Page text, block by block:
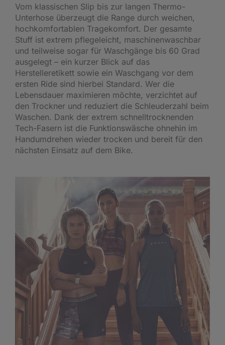
Vom klassischen Slip bis zur langen Thermo-
Unterhose überzeugt die Range durch weichen,
hochkomfortablen Tragekomfort. Der gesamte
Stuff ist extrem pflegeleicht, maschinenwaschbar
und teilweise sogar für Waschgänge bis 60 Grad
ausgelegt – ein kurzer Blick auf das
Herstelleretikett sowie ein Waschgang vor dem
ersten Ride sind hierbei Standard. Wer die
Lebensdauer maximieren möchte, verzichtet auf
den Trockner und reduziert die Schleuderzahl beim
Waschen. Dank der extrem schnelltrocknenden
Tech-Fasern ist die Funktionswäsche ohnehin im
Handumdrehen wieder trocken und bereit für den
nächsten Einsatz auf dem Bike.